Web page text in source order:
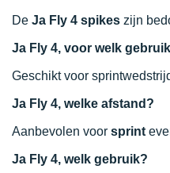
De Ja Fly 4 spikes zijn
Ja Fly 4, voor welk
Geschikt voor
Ja Fly 4, welke afstand?
Aanbevolen voor sprint
Ja Fly 4, welk gebruik?